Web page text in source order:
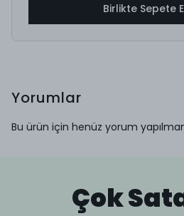
Birlikte Sepete
Yorumlar
Bu ürün için henüz yorum
Çok